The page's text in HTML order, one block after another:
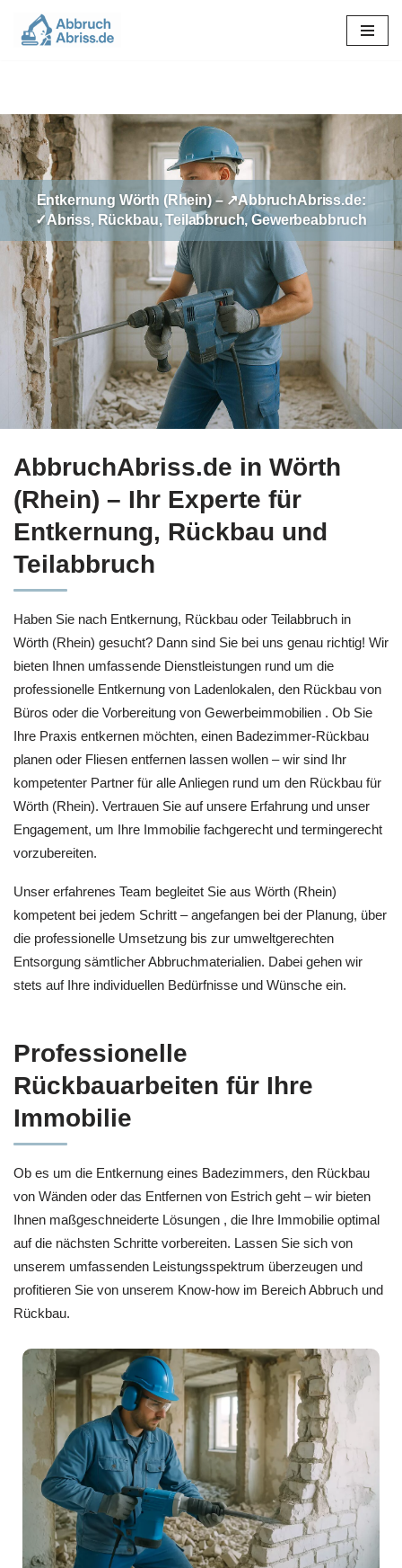
Zum
Entkernung Wörth (Rhein) – ↗️AbbruchAbriss.de:
✓Abriss, Rückbau, Teilabbruch, Gewerbeabbruch
AbbruchAbriss.de in Wörth
(Rhein) – Ihr Experte für
Entkernung, Rückbau und
Teilabbruch
Haben Sie nach Entkernung, Rückbau oder Teilabbruch in
Wörth (Rhein) gesucht? Dann sind Sie bei uns genau richtig! Wir
bieten Ihnen umfassende Dienstleistungen rund um die
professionelle Entkernung von Ladenlokalen, den Rückbau von
Büros oder die Vorbereitung von Gewerbeimmobilien . Ob Sie
Ihre Praxis entkernen möchten, einen Badezimmer-Rückbau
planen oder Fliesen entfernen lassen wollen – wir sind Ihr
kompetenter Partner für alle Anliegen rund um den Rückbau für
Wörth (Rhein). Vertrauen Sie auf unsere Erfahrung und unser
Engagement, um Ihre Immobilie fachgerecht und termingerecht
vorzubereiten.
Unser erfahrenes Team begleitet Sie aus Wörth (Rhein)
kompetent bei jedem Schritt – angefangen bei der Planung, über
die professionelle Umsetzung bis zur umweltgerechten
Entsorgung sämtlicher Abbruchmaterialien. Dabei gehen wir
stets auf Ihre individuellen Bedürfnisse und Wünsche ein.
Professionelle
Rückbauarbeiten für Ihre
Immobilie
Ob es um die Entkernung eines Badezimmers, den Rückbau
von Wänden oder das Entfernen von Estrich geht – wir bieten
Ihnen maßgeschneiderte Lösungen , die Ihre Immobilie optimal
auf die nächsten Schritte vorbereiten. Lassen Sie sich von
unserem umfassenden Leistungsspektrum überzeugen und
profitieren Sie von unserem Know-how im Bereich Abbruch und
Rückbau.